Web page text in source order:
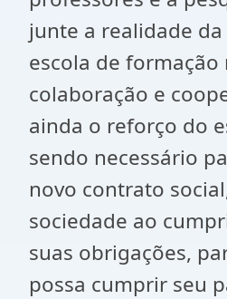
junte a realidade da
escola de
colaboração e
ainda o reforço do
sendo necessário
novo contrato
sociedade ao
suas obrigações,
possa cumprir seu